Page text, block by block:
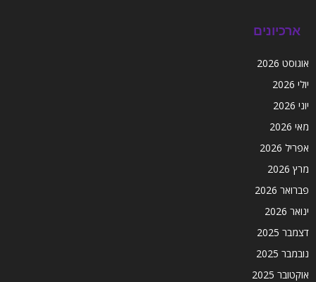
ארכיונים
אוגוסט 2026
יולי 2026
יוני 2026
מאי 2026
אפריל 2026
מרץ 2026
פברואר 2026
ינואר 2026
דצמבר 2025
נובמבר 2025
אוקטובר 2025